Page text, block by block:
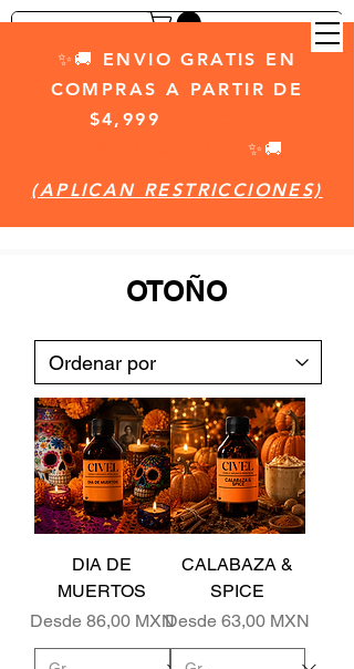
✨🚚 ENVIO GRATIS EN
COMPRAS A PARTIR DE
$4,999
✨🚚
(APLICAN RESTRICCIONES)
OTOÑO
DIA DE
MUERTOS
Desde 86,00 MXN
Precio de oferta
CALABAZA &
SPICE
Desde63,00 MXN
Precio de oferta